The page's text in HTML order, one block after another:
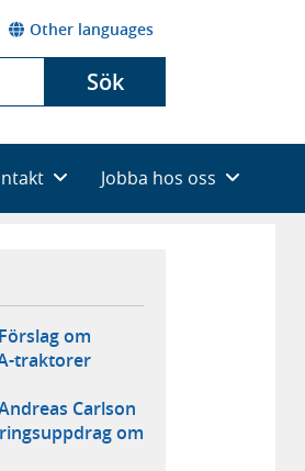
Other languages
Sök
Jobba hos oss
om
traktorer
Carlson
om